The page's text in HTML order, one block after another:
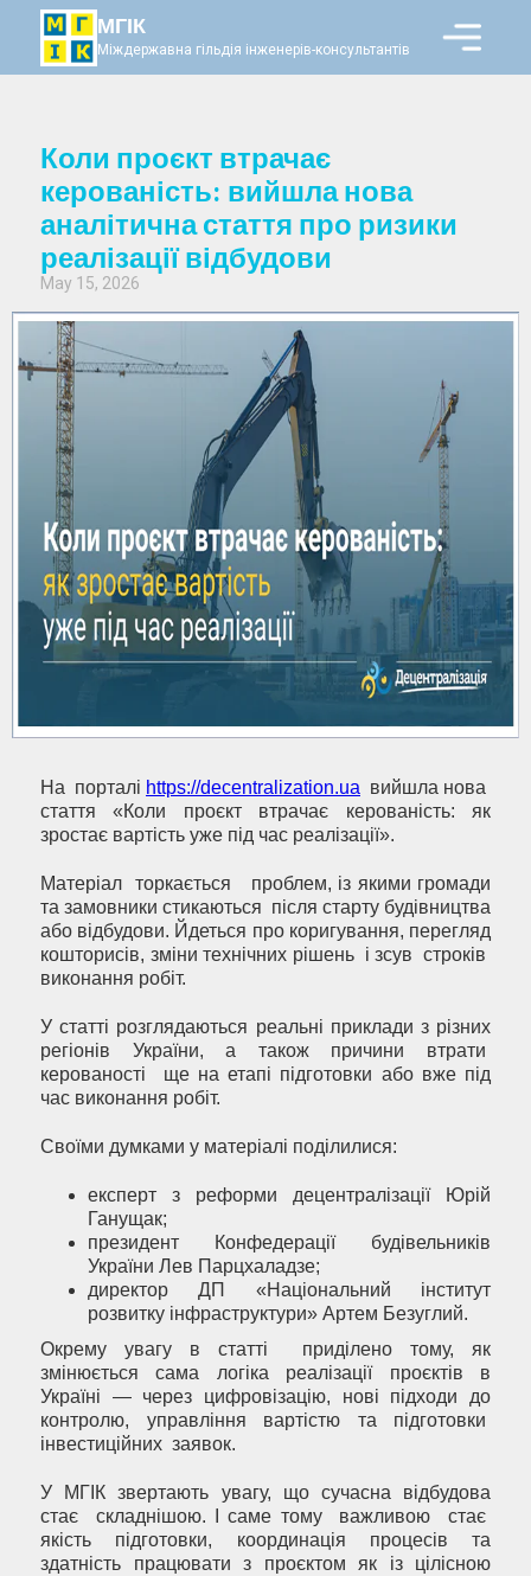
МГІК
Міждержавна гільдія інженерів-консультантів
Коли проєкт втрачає
керованість: вийшла нова
аналітична стаття про ризики
реалізації відбудови
May 15, 2026
На порталі https://decentralization.ua вийшла нова
стаття «Коли проєкт втрачає керованість: як
зростає вартість уже під час реалізації».
Матеріал торкається проблем, із якими громади
та замовники стикаються після старту будівництва
або відбудови. Йдеться про коригування, перегляд
кошторисів, зміни технічних рішень і зсув строків
виконання робіт.
У статті розглядаються реальні приклади з різних
регіонів України, а також причини втрати
керованості ще на етапі підготовки або вже під
час виконання робіт.
Своїми думками у матеріалі поділилися:
експерт з реформи децентралізації Юрій
Ганущак;
президент Конфедерації будівельників
України Лев Парцхаладзе;
директор ДП «Національний інститут
розвитку інфраструктури» Артем Безуглий.
Окрему увагу в статті приділено тому, як
змінюється сама логіка реалізації проєктів в
Україні — через цифровізацію, нові підходи до
контролю, управління вартістю та підготовки
інвестиційних заявок.
У МГІК звертають увагу, що сучасна відбудова
стає складнішою. І саме тому важливою стає
якість підготовки, координація процесів та
здатність працювати з проєктом як із цілісною